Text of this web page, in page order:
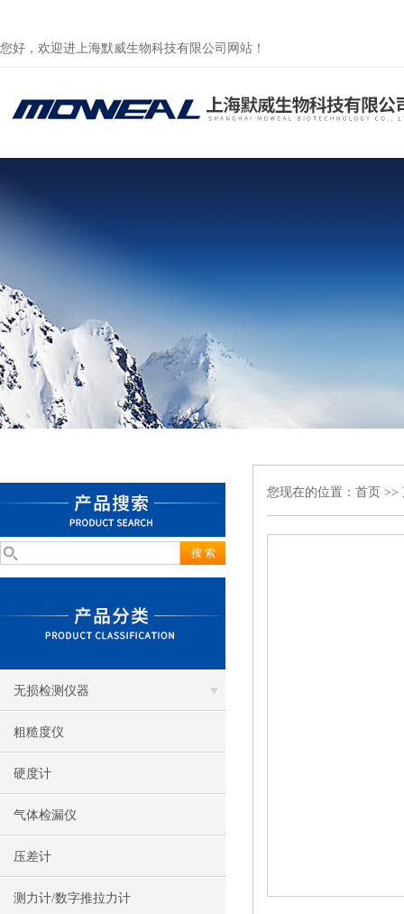
您好，欢迎进上海默威生物科技有限公司网站！
无损检测仪器
粗糙度仪
硬度计
气体检漏仪
压差计
测力计/数字推拉力计
您现在的位置： 首页 >>